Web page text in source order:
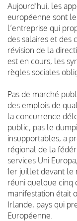
Aujourd’hui, les
européenne sont
l’entreprise qui
des salaires et des
révision de la
est en cours, les
règles sociales
Pas de marché
des emplois de
la concurrence
public, pas le
insupportables, a
régional de la
services Uni
1er juillet devant le
réuni quelque cinq
manifestation était
Irlande, pays qui
Européenne.